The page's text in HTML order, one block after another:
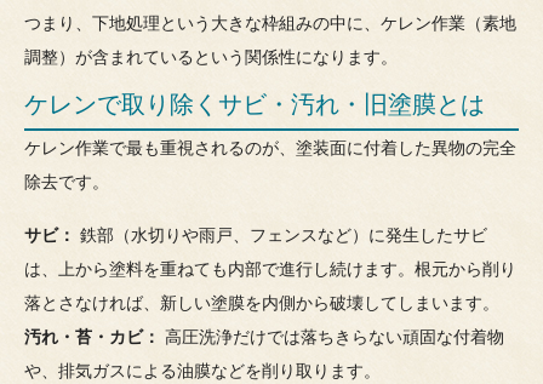
つまり、下地処理という大きな枠組みの中に、ケレン作業（素地
調整）が含まれているという関係性になります。
ケレンで取り除くサビ・汚れ・旧塗膜とは
ケレン作業で最も重視されるのが、塗装面に付着した異物の完全
除去です。
サビ： 鉄部（水切りや雨戸、フェンスなど）に発生したサビ
は、上から塗料を重ねても内部で進行し続けます。根元から削り
落とさなければ、新しい塗膜を内側から破壊してしまいます。
汚れ・苔・カビ： 高圧洗浄だけでは落ちきらない頑固な付着物
や、排気ガスによる油膜などを削り取ります。